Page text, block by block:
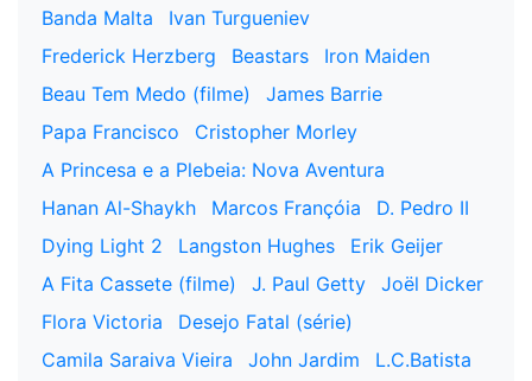
Banda Malta
Ivan Turgueniev
Frederick Herzberg
Beastars
Iron Maiden
Beau Tem Medo (filme)
James Barrie
Papa Francisco
Cristopher Morley
A Princesa e a Plebeia: Nova Aventura
Hanan Al-Shaykh
Marcos Françóia
D. Pedro II
Dying Light 2
Langston Hughes
Erik Geijer
A Fita Cassete (filme)
J. Paul Getty
Joël Dicker
Flora Victoria
Desejo Fatal (série)
Camila Saraiva Vieira
John Jardim
L.C.Batista